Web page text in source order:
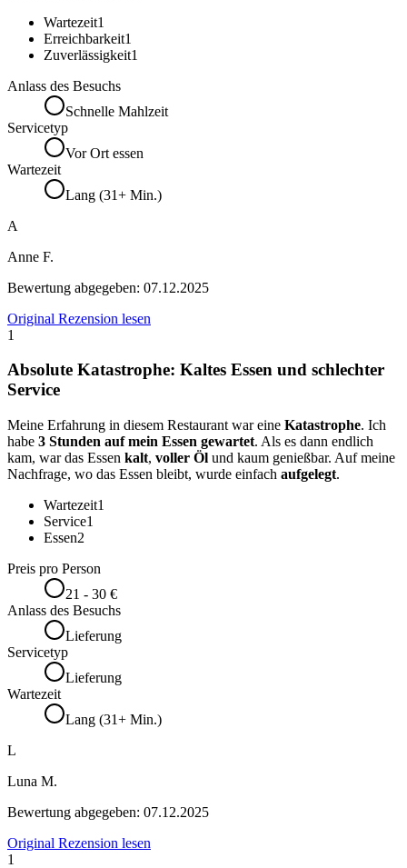
Wartezeit1
Erreichbarkeit1
Zuverlässigkeit1
Anlass des Besuchs
Schnelle Mahlzeit
Servicetyp
Vor Ort essen
Wartezeit
Lang (31+ Min.)
A
Anne F.
Bewertung abgegeben: 07.12.2025
Original Rezension lesen
1
Absolute Katastrophe: Kaltes Essen und schlechter
Service
Meine Erfahrung in diesem Restaurant war eine Katastrophe. Ich
habe 3 Stunden auf mein Essen gewartet. Als es dann endlich
kam, war das Essen kalt, voller Öl und kaum genießbar. Auf meine
Nachfrage, wo das Essen bleibt, wurde einfach aufgelegt.
Wartezeit1
Service1
Essen2
Preis pro Person
21 - 30 €
Anlass des Besuchs
Lieferung
Servicetyp
Lieferung
Wartezeit
Lang (31+ Min.)
L
Luna M.
Bewertung abgegeben: 07.12.2025
Original Rezension lesen
1